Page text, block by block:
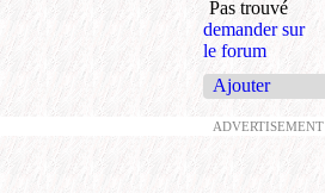
Pas trouvé
demander sur
le forum
Ajouter
ADVERTISEMENT